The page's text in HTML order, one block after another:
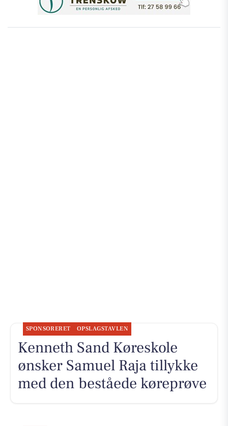
SPONSORERET OPSLAGSTAVLEN
Kenneth Sand Køreskole
ønsker Samuel Raja tillykke
med den beståede køreprøve